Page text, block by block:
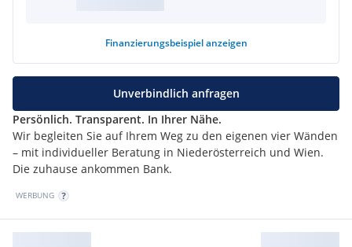
• Indirekte Deckenbeleuchtung in Gängen und Wohnzimmern
• Steckdosen: pro Raum Standard mit 9 weißen Steckdosen,
Marke Mailander
Fenster & Außentüren:
• Altwiener Ausführung, weiß
Finanzierungsbeispiel anzeigen
Persönlich. Transparent. In Ihrer Nähe.
Wir begleiten Sie auf Ihrem Weg zu den eigenen vier Wänden
– mit individueller Beratung in Niederösterreich und Wien.
Die zuhause ankommen Bank.
Unverbindlich anfragen
WERBUNG